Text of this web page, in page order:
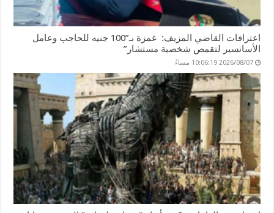
اعترافات القاضي المزيف: غمزة بـ”100 جنيه للحاجب وعامل
الأسانسير لتقمص شخصية مستشار”
2026/08/07 10:06:19 مساءً